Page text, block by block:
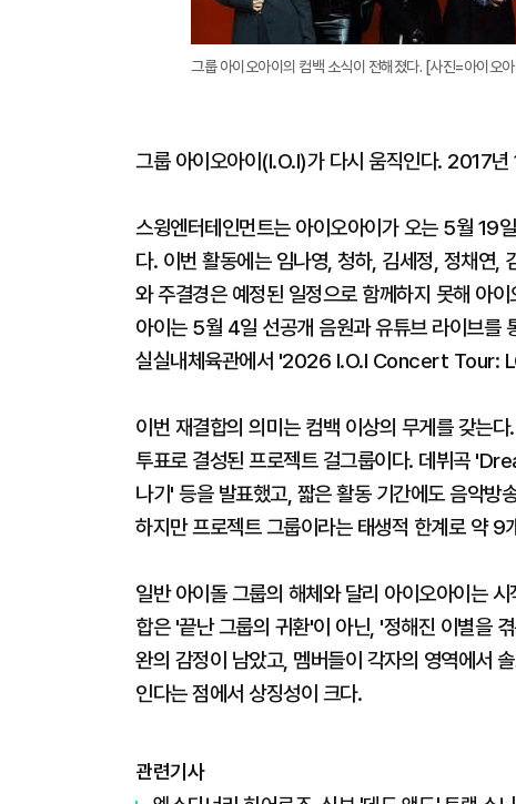
그룹 아이오아이의 컴백 소식이 전해졌다. [사진=아이오
그룹 아이오아이(I.O.I)가 다시 움직인다. 2017
스윙엔터테인먼트는 아이오아이가 오는 5월 19
다. 이번 활동에는 임나영, 청하, 김세정, 정채연,
와 주결경은 예정된 일정으로 함께하지 못해 아
아이는 5월 4일 선공개 음원과 유튜브 라이브를
실실내체육관에서 '2026 I.O.I Concert Tour:
이번 재결합의 의미는 컴백 이상의 무게를 갖는
투표로 결성된 프로젝트 걸그룹이다. 데뷔곡
나기' 등을 발표했고, 짧은 활동 기간에도 음악방
하지만 프로젝트 그룹이라는 태생적 한계로 약
일반 아이돌 그룹의 해체와 달리 아이오아이는
합은 '끝난 그룹의 귀환'이 아닌, '정해진 이별을
완의 감정이 남았고, 멤버들이 각자의 영역에서
인다는 점에서 상징성이 크다.
관련기사